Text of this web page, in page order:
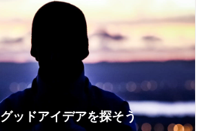
グッドアイデアを探そう